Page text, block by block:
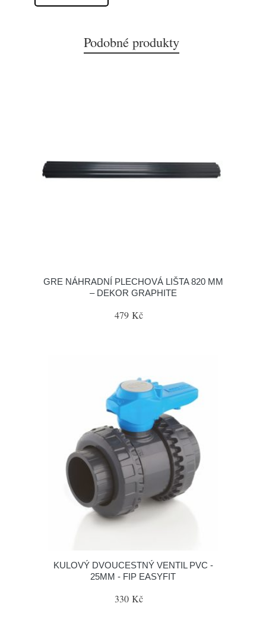
Podobné produkty
GRE NÁHRADNÍ PLECHOVÁ LIŠTA 820 MM
– DEKOR GRAPHITE
479 Kč
KULOVÝ DVOUCESTNÝ VENTIL PVC -
25MM - FIP EASYFIT
330 Kč